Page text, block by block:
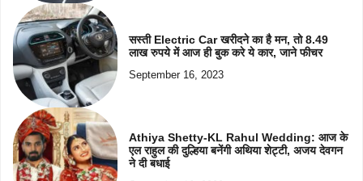
सस्ती Electric Car खरीदने का है मन, तो 8.49
लाख रुपये में आज ही बुक करे ये कार, जाने फीचर
September 16, 2023
Athiya Shetty-KL Rahul Wedding: आज के
एल राहुल की दुल्हिया बनेंगी अथिया शेट्टी, अजय देवगन
ने दी बधाई